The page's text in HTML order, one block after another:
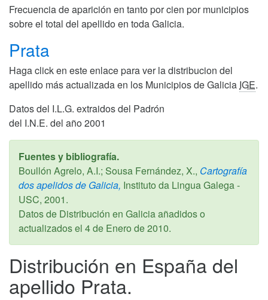
Frecuencia de aparición en tanto por cien por municipios
sobre el total del apellido en toda Galicia.
Prata
Haga click en este enlace para ver la distribucion del
apellido más actualizada en los Municipios de Galicia IGE.
Datos del I.L.G. extraidos del Padrón
del I.N.E. del año 2001
Fuentes y bibliografía.
Boullón Agrelo, A.I.; Sousa Fernández, X., Cartografía
dos apelidos de Galicia, Instituto da Lingua Galega -
USC, 2001.
Datos de Distribución en Galicia añadidos o
actualizados el 4 de Enero de 2010.
Distribución en España del
apellido Prata.